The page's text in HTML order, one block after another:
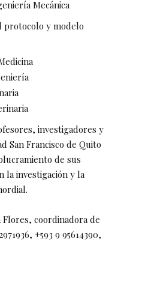
Mecánica
protocolo y modelo
investigadores y
San Francisco de Quito
de sus
la investigación y la
Flores, coordinadora de
+593 9 95614390,